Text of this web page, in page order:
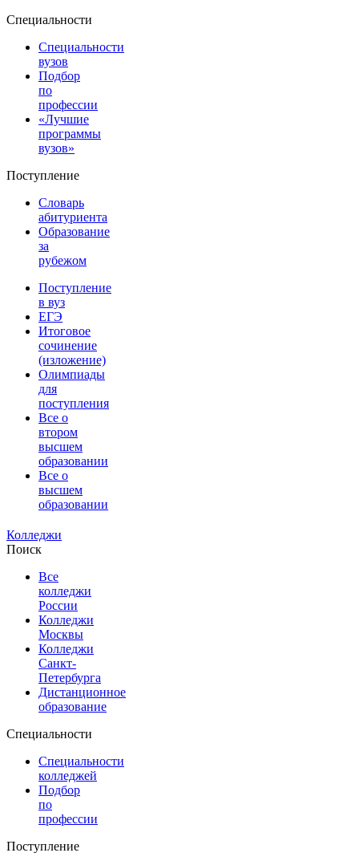
Специальности
Специальности
вузов
Подбор
по
профессии
«Лучшие
программы
вузов»
Поступление
Словарь
абитуриента
Образование
за
рубежом
Поступление
в вуз
ЕГЭ
Итоговое
сочинение
(изложение)
Олимпиады
для
поступления
Все о
втором
высшем
образовании
Все о
высшем
образовании
Колледжи
Поиск
Все
колледжи
России
Колледжи
Москвы
Колледжи
Санкт-
Петербурга
Дистанционное
образование
Специальности
Специальности
колледжей
Подбор
по
профессии
Поступление